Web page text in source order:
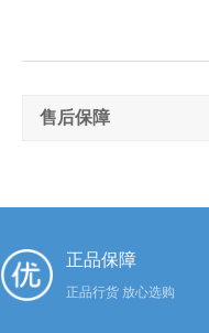
售后保障
正品保障
正品行货 放心选购